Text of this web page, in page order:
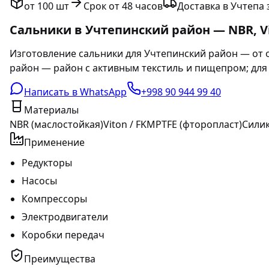
от 100 шт Срок от 48 часов Доставка в Учтепа
Сальники в Учтепинский район — NBR,
Изготовление сальники для Учтепинский район — от
район — район с активным текстиль и пищепром;
Написать в WhatsApp
+998 90 944 99 40
Материалы
NBR (маслостойкая)Viton / FKMPTFE (фторопласт)
Применение
Редукторы
Насосы
Компрессоры
Электродвигатели
Коробки передач
Преимущества